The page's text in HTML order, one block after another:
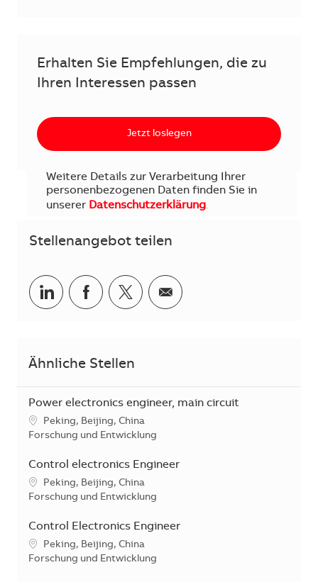
Erhalten Sie Empfehlungen, die zu
Ihren Interessen passen
Jetzt loslegen
Weitere Details zur Verarbeitung Ihrer
personenbezogenen Daten finden Sie in
unserer Datenschutzerklärung.
Stellenangebot teilen
Teilen via LinkedIn
Teilen via Facebook
Teilen via Twitter
Teilen via E-Mail
Ähnliche Stellen
Power electronics engineer, main circuit
Standort
Peking, Beijing, China
Kategorie
Forschung und Entwicklung
Control electronics Engineer
Standort
Peking, Beijing, China
Kategorie
Forschung und Entwicklung
Control Electronics Engineer
Standort
Peking, Beijing, China
Kategorie
Forschung und Entwicklung